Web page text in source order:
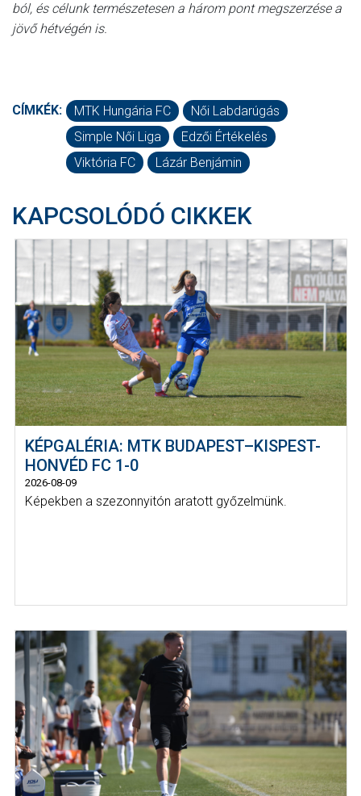
ból, és célunk természetesen a három pont megszerzése a
jövő hétvégén is.
CÍMKÉK: MTK Hungária FC
Női Labdarúgás
Simple Női Liga
Edzői Értékelés
Viktória FC
Lázár Benjámin
KAPCSOLÓDÓ CIKKEK
KÉPGALÉRIA: MTK BUDAPEST–KISPEST-
HONVÉD FC 1-0
2026-08-09
Képekben a szezonnyitón aratott győzelmünk.